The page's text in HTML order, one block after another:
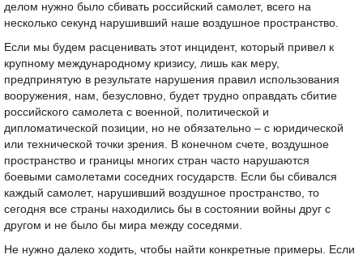
делом нужно было сбивать российский самолет, всего на
несколько секунд нарушивший наше воздушное пространство.
Если мы будем расценивать этот инцидент, который привел к
крупному международному кризису, лишь как меру,
предпринятую в результате нарушения правил использования
вооружения, нам, безусловно, будет трудно оправдать сбитие
российского самолета с военной, политической и
дипломатической позиции, но не обязательно – с юридической
или технической точки зрения. В конечном счете, воздушное
пространство и границы многих стран часто нарушаются
боевыми самолетами соседних государств. Если бы сбивался
каждый самолет, нарушивший воздушное пространство, то
сегодня все страны находились бы в состоянии войны друг с
другом и не было бы мира между соседями.
Не нужно далеко ходить, чтобы найти конкретные примеры. Если